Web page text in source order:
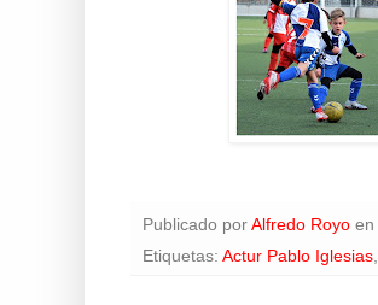
Publicado por Alfredo Royo en
Etiquetas: Actur Pablo Iglesias,